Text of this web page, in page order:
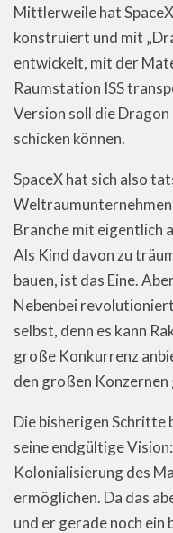
Mittlerweile hat
konstruiert und mit
entwickelt, mit der
Raumstation ISS
Version soll die
schicken können.
SpaceX hat sich also
Branche mit eigentlich
Als Kind davon zu
bauen, ist das Eine.
Nebenbei
selbst, denn es kann
große Konkurrenz
den großen
Die bisherigen Schritte
seine endgültige
Kolonialisierung des
ermöglichen. Da das
und er gerade noch